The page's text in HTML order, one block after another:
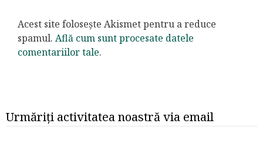
Acest site folosește Akismet pentru a reduce
spamul. Află cum sunt procesate datele
comentariilor tale.
Urmăriți activitatea noastră via email